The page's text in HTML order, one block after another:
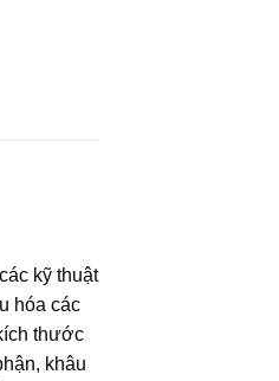
kỹ thuật
hóa các
thước
khâu